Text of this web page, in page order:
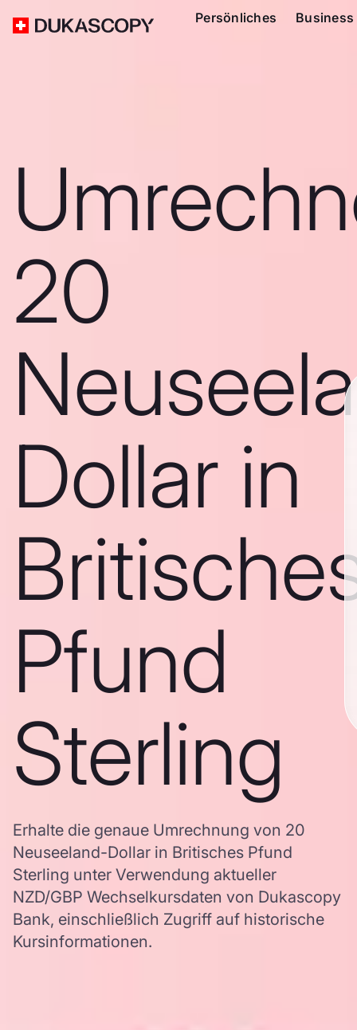
Persönliches Business
20
Dollar in
Pfund
Sterling
Erhalte die genaue Umrechnung von 20
Neuseeland-Dollar in Britisches Pfund
Sterling unter Verwendung aktueller
NZD/GBP Wechselkursdaten von Dukascopy
Bank, einschließlich Zugriff auf historische
Kursinformationen.